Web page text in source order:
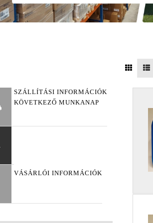
SZÁLLÍTÁSI INFORMÁCIÓK
KÖVETKEZŐ MUNKANAP
VÁSÁRLÓI INFORMÁCIÓK